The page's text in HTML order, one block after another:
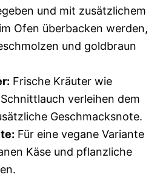
und mit zusätzlichem
Ofen überbacken werden,
und goldbraun
Frische Kräuter wie
verleihen dem
Geschmacksnote.
Für eine vegane Variante
Käse und pflanzliche